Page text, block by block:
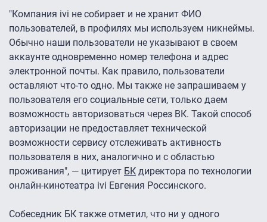
"Компания ivi не собирает и не хранит ФИО
пользователей, в профилях мы используем никнеймы.
Обычно наши пользователи не указывают в своем
аккаунте одновременно номер телефона и адрес
электронной почты. Как правило, пользователи
оставляют что-то одно. Мы также не запрашиваем у
пользователя его социальные сети, только даем
возможность авторизоваться через ВК. Такой способ
авторизации не предоставляет технической
возможности сервису отслеживать активность
пользователя в них, аналогично и с областью
проживания", — цитирует БК директора по технологии
онлайн-кинотеатра ivi Евгения Россинского.
Собеседник БК также отметил, что ни у одного